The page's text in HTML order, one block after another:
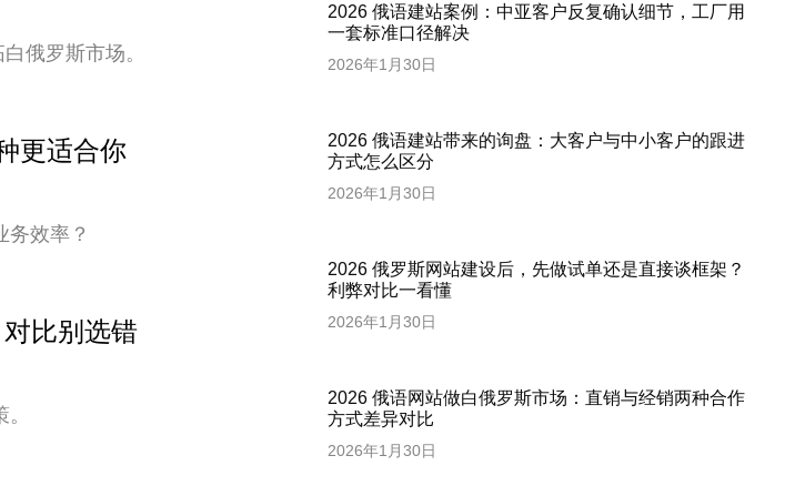
俄罗斯市场。
更适合你
效率？
比别选错
2026 俄语建站案例：中亚客户反复确认细节，工厂用
一套标准口径解决
2026年1月30日
2026 俄语建站带来的询盘：大客户与中小客户的跟进
方式怎么区分
2026年1月30日
2026 俄罗斯网站建设后，先做试单还是直接谈框架？
利弊对比一看懂
2026年1月30日
2026 俄语网站做白俄罗斯市场：直销与经销两种合作
方式差异对比
2026年1月30日